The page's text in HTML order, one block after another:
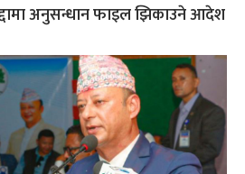
अनुसन्धान फाइल झिकाउने आदेश